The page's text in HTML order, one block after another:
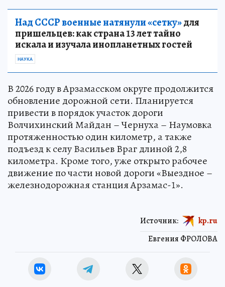
Над СССР военные натянули «сетку»для
пришельцев: как страна 13 лет тайно
искала и изучала инопланетных гостей
НАУКА
В 2026 году в Арзамасском округе продолжится
обновление дорожной сети. Планируется
привести в порядок участок дороги
Волчихинский Майдан – Чернуха – Наумовка
протяженностью один километр, а также
подъезд к селу Васильев Враг длиной 2,8
километра. Кроме того, уже открыто рабочее
движение по части новой дороги «Выездное –
железнодорожная станция Арзамас-1».
Евгения ФРОЛОВА
Источник: kp.ru